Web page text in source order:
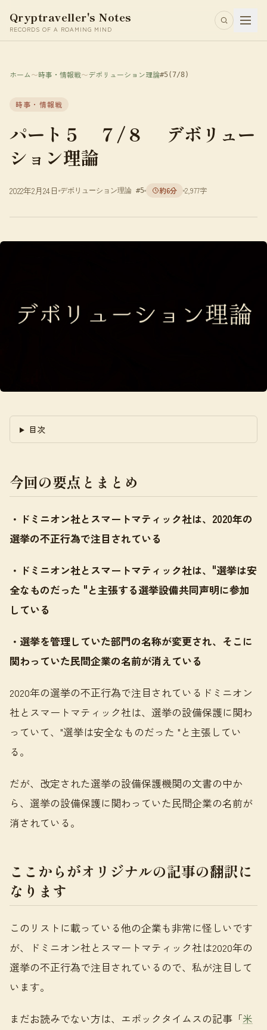
Qryptraveller's Notes
RECORDS OF A ROAMING MIND
ホーム〜時事・情報戦〜デボリューション理論#5(7/8)
時事・情報戦
パート５ ７/８ デボリュー
ション理論
2022年2月24日 デボリューション理論 #5 約6分 2,977字
目次
今回の要点とまとめ
・ドミニオン社とスマートマティック社は、2020年の
選挙の不正行為で注目されている
・ドミニオン社とスマートマティック社は、"選挙は安
全なものだった "と主張する選挙設備共同声明に参加
している
・選挙を管理していた部門の名称が変更され、そこに
関わっていた民間企業の名前が消えている
2020年の選挙の不正行為で注目されているドミニオン
社とスマートマティック社は、選挙の設備保護に関わ
っていて、"選挙は安全なものだった "と主張してい
る。
だが、改定された選挙の設備保護機関の文書の中か
ら、選挙の設備保護に関わっていた民間企業の名前が
消されている。
ここからがオリジナルの記事の翻訳に
なります
このリストに載っている他の企業も非常に怪しいです
が、ドミニオン社とスマートマティック社は2020年の
選挙の不正行為で注目されているので、私が注目して
います。
まだお読みでない方は、エポックタイムスの記事「米